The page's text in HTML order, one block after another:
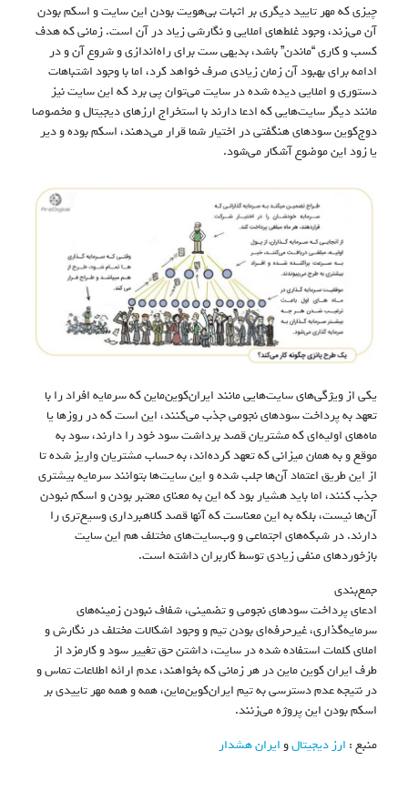
چیزی که مهر تایید دیگری بر اثبات بی‌هویت بودن این سایت و اسکم بودن
آن می‌زند، وجود غلط‌های املایی و نگارشی زیاد در آن است. زمانی که هدف
کسب و کاری “ماندن” باشد، بدیهی ست برای راه‌اندازی و شروع آن و در
ادامه برای بهبود آن زمان زیادی صرف خواهد کرد، اما با وجود اشتباهات
دستوری و املایی دیده شده در سایت می‌توان پی برد که این سایت نیز
مانند دیگر سایت‌هایی که ادعا دارند با استخراج ارزهای دیجیتال و مخصوصا
دوج‌کوین سودهای هنگفتی در اختیار شما قرار می‌دهند، اسکم بوده و دیر
یا زود این موضوع آشکار می‌شود.
یکی از ویژگی‌های سایت‌هایی مانند ایران‌کوین‌ماین که سرمایه افراد را با
تعهد به پرداخت سودهای نجومی جذب می‌کنند، این است که در روزها یا
ماه‌های اولیه‌ای که مشتریان قصد برداشت سود خود را دارند، سود به
موقع و به همان میزانی که تعهد کرده‌اند، به حساب مشتریان واریز شده تا
از این طریق اعتماد آن‌ها جلب شده و این سایت‌ها بتوانند سرمایه بیشتری
جذب کنند، اما باید هشیار بود که این به معنای معتبر بودن و اسکم نبودن
آن‌ها نیست، بلکه به این معناست که آنها قصد کلاهبرداری وسیع‌تری را
دارند. در شبکه‌های اجتماعی و وب‌سایت‌های مختلف هم این سایت
بازخوردهای منفی زیادی توسط کاربران داشته است.
جمع‌بندی
ادعای پرداخت سودهای نجومی و تضمینی، شفاف نبودن زمینه‌های
سرمایه‌گذاری، غیرحرفه‌ای بودن تیم و وجود اشکالات مختلف در نگارش و
املای کلمات استفاده شده در سایت، داشتن حق تغییر سود و کارمزد از
طرف ایران‌ کوین ماین در هر زمانی که بخواهند، عدم ارائه اطلاعات تماس و
در نتیجه عدم دسترسی به تیم ایران‌کوین‌ماین، همه و همه مهر تاییدی بر
اسکم بودن این پروژه می‌زنند.
منبع : ارز دیجیتالو ایران هشدار